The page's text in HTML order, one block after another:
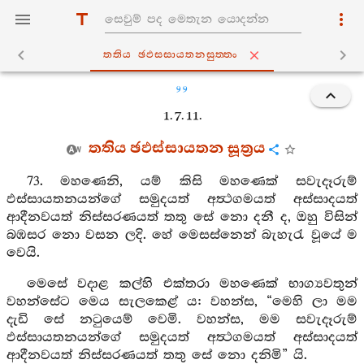
තතිය ඡඵස‍්සායතනසුත‍්තං
99
1. 7. 11.
තතිය ඡඵස්සායතන සූත්‍රය
73. මහණෙනි, යම් කිසි මහණෙක් සවැදෑරුම්
ඵස්සායතනයන්ගේ සමුදයත් අත්‍ථගමයත් අස්සාදයත්
ආදීනවයත් නිස්සරණයත් තතු සේ නො දනී ද, ඔහු විසින්
බඹසර නො වසන ලදි. හේ මෙසස්නෙන් බැහැරැ වූයේ ම
වෙයි.
මෙසේ වදාළ කල්හි එක්තරා මහණෙක් භාග්‍යවතුන්
වහන්සේට මෙය සැලකෙළ් ය: වහන්ස, “මෙහි ලා මම
දැඩි සේ නටුයෙම් වෙමි. වහන්ස, මම සවැදෑරුම්
ඵස්සායතනයන්ගේ සමුදයත් අත්‍ථගමයත් අස්සාදයත්
ආදීනවයත් නිස්සරණයත් තතු සේ නො දනිමි” යි.